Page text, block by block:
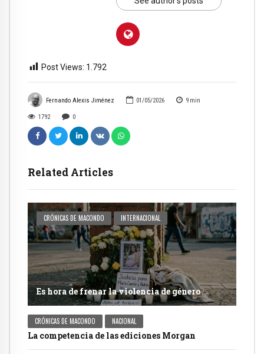
Fernando Alexis Jiménez 01/05/2026 9 min
1792 0
Related Articles
CRÓNICAS DE MACONDO INTERNACIONAL
Es hora de frenar la violencia de género
CRÓNICAS DE MACONDO NACIONAL
La competencia de las ediciones Morgan
Post Views: 1.792